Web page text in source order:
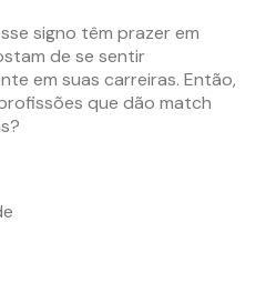
signo têm prazer em
de se sentir
em suas carreiras. Então,
que dão match